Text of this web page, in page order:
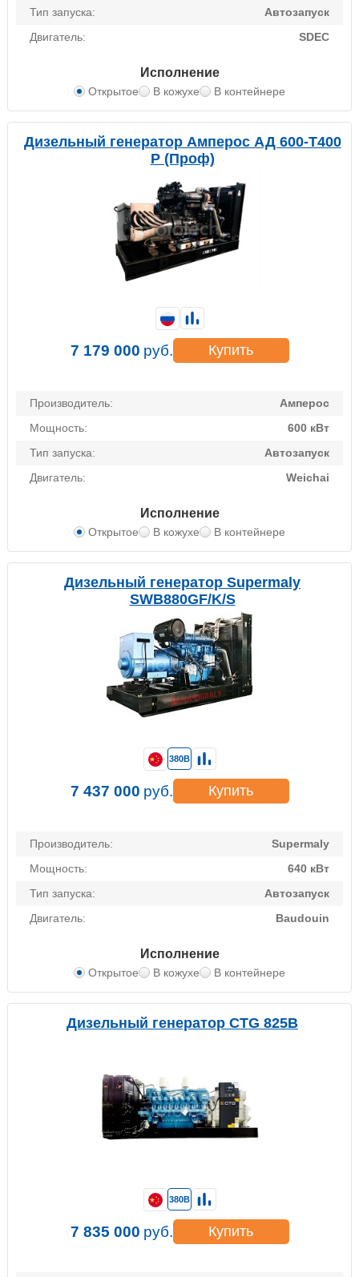
Тип запуска:
Автозапуск
Двигатель:
SDEC
Исполнение
Открытое В кожухе В контейнере
Дизельный генератор Амперос АД 600-Т400
P (Проф)
Производитель:
Амперос
Мощность:
600 кВт
Тип запуска:
Автозапуск
Двигатель:
Weichai
Исполнение
Открытое В кожухе В контейнере
7 179 000 руб. Купить
Дизельный генератор Supermaly
SWB880GF/K/S
Производитель:
Supermaly
Мощность:
640 кВт
Тип запуска:
Автозапуск
Двигатель:
Baudouin
Исполнение
Открытое В кожухе В контейнере
380В
7 437 000 руб. Купить
Дизельный генератор CTG 825B
380В
7 835 000 руб. Купить